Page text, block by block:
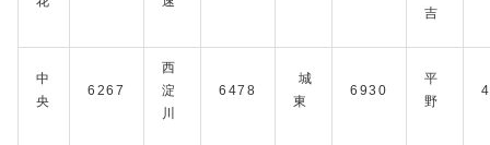
吉
中
央
6267
⻄
淀
川
6478
城
東
6930
平
野